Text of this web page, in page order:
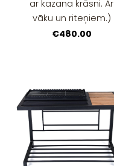
ar kazana krāsni. Ar
vāku un riteņiem.)
€480.00